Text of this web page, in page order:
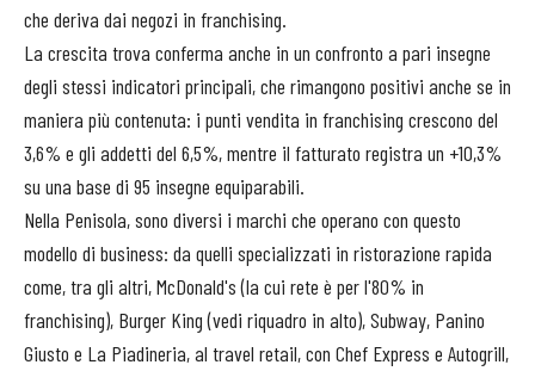
che deriva dai negozi in franchising.
La crescita trova conferma anche in un confronto a pari insegne
degli stessi indicatori principali, che rimangono positivi anche se in
maniera più contenuta: i punti vendita in franchising crescono del
3,6% e gli addetti del 6,5%, mentre il fatturato registra un +10,3%
su una base di 95 insegne equiparabili.
Nella Penisola, sono diversi i marchi che operano con questo
modello di business: da quelli specializzati in ristorazione rapida
come, tra gli altri, McDonald's (la cui rete è per l'80% in
franchising), Burger King (vedi riquadro in alto), Subway, Panino
Giusto e La Piadineria, al travel retail, con Chef Express e Autogrill,